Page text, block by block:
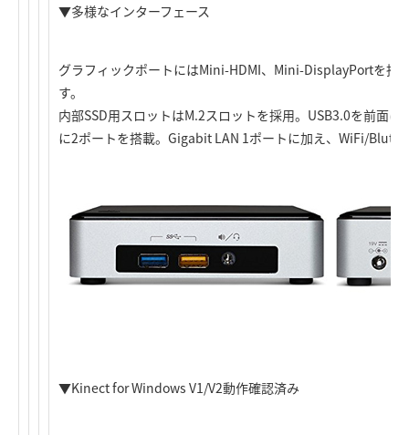
▼多様なインターフェース
グラフィックポートにはMini-HDMI、Mini-DisplayPortを搭
す。
内部SSD用スロットはM.2スロットを採用。USB3.0を前面
に2ポートを搭載。Gigabit LAN 1ポートに加え、WiFi/
▼Kinect for Windows V1/V2動作確認済み